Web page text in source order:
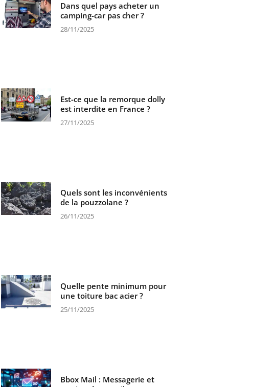
Dans quel pays acheter un
camping-car pas cher ?
28/11/2025
Est-ce que la remorque dolly
est interdite en France ?
27/11/2025
Quels sont les inconvénients
de la pouzzolane ?
26/11/2025
Quelle pente minimum pour
une toiture bac acier ?
25/11/2025
Bbox Mail : Messagerie et